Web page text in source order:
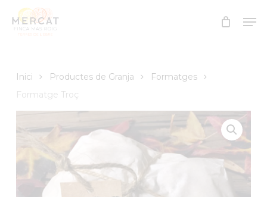
Inici Productes de Granja
Formatges
Formatge Troç